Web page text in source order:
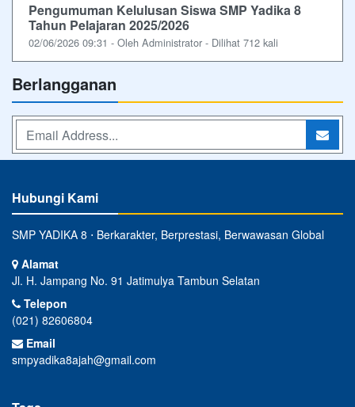
Pengumuman Kelulusan Siswa SMP Yadika 8
Tahun Pelajaran 2025/2026
02/06/2026 09:31 - Oleh Administrator - Dilihat 712 kali
Berlangganan
Hubungi Kami
SMP YADIKA 8 ⋅ Berkarakter, Berprestasi, Berwawasan Global
Alamat
Jl. H. Jampang No. 91 Jatimulya Tambun Selatan
Telepon
(021) 82606804
Email
smpyadika8ajah@gmail.com